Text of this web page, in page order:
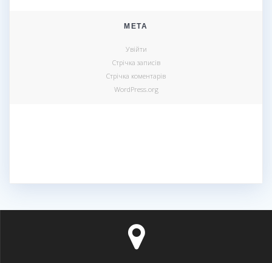
МЕТА
Увійти
Стрічка записів
Стрічка коментарів
WordPress.org